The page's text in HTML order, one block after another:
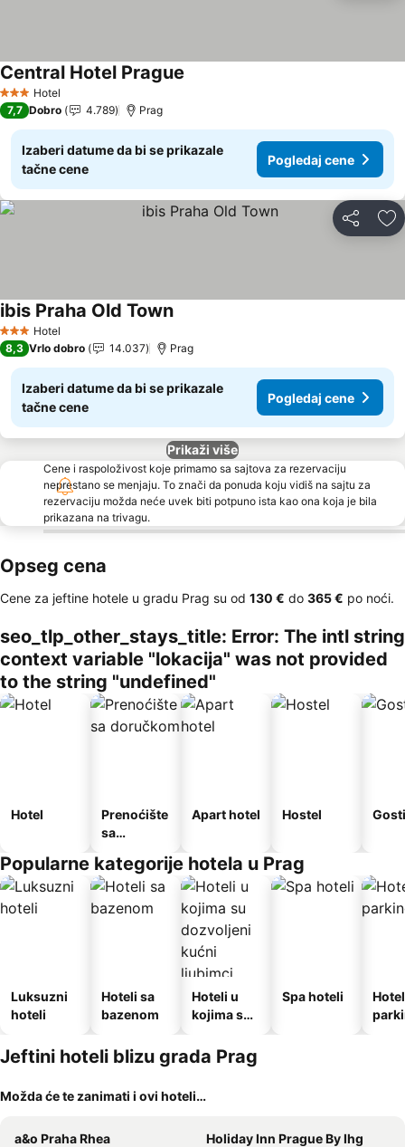
3 Zvezdice
Hotel
Central Hotel Prague
7,7 Dobro 4.789 Prag
Izaberi datume da bi se prikazale
tačne cene
Pogledaj cene
Deli
3 Zvezdice
Hotel
ibis Praha Old TownPogledaj cene
8,3 Vrlo dobro 14.037 Prag
Izaberi datume da bi se prikazale
tačne cene
Pogledaj cene
Prikaži više
Cene i raspoloživost koje primamo sa sajtova za rezervaciju
neprestano se menjaju. To znači da ponuda koju vidiš na sajtu za
rezervaciju možda neće uvek biti potpuno ista kao ona koja je bila
prikazana na trivagu.
Opseg cena
Cene za jeftine hotele u gradu Prag su od ‎130 € do ‎365 € po noći.
seo_tlp_other_stays_title: Error: The intl string
context variable "lokacija" was not provided
to the string "undefined"
Hotel
Prenoćište
sa
Apart hotel Hostel
Popularne kategorije hotela u Prag
Luksuzni
hoteli
Hoteli sa
bazenom
Hoteli u
kojima su
kućni
ljubimci
Spa hoteli
Jeftini hoteli blizu grada Prag
Možda će te zanimati i ovi hoteli…
a&o Praha Rhea
Holiday Inn Prague By Ihg